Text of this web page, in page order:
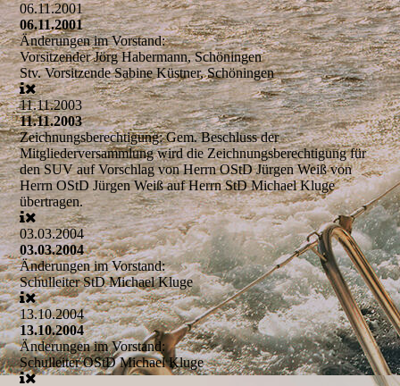
06.11.2001
06.11.2001
Änderungen im Vorstand:
VorsitzenderJörg Habermann, Schöningen
Stv. VorsitzendeSabine Küstner, Schöningen
11.11.2003
11.11.2003
Zeichnungsberechtigung:Gem. Beschluss der
Mitgliederversammlung wird die Zeichnungsberechtigung für
den SUV auf Vorschlag von Herrn OStD Jürgen Weiß von
Herrn OStD Jürgen Weiß auf Herrn StD Michael Kluge
übertragen.
03.03.2004
03.03.2004
Änderungen im Vorstand:
SchulleiterStD Michael Kluge
13.10.2004
13.10.2004
Änderungen im Vorstand:
SchulleiterOStD Michael Kluge